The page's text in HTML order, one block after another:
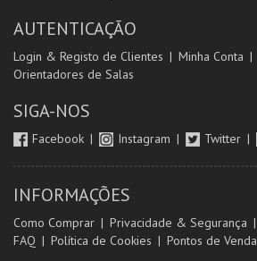
AUTENTICAÇÃO
Login & Registo de Clientes Minha Conta
Orientadores de Salas
SIGA-NOS
Facebook Instagram Twitter
INFORMAÇÕES
Como Comprar Privacidade & Segurança
FAQ
Política de Cookies Pontos de Venda